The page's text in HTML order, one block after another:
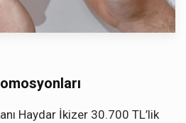
Haydar İkizer 30.700 TL’lik